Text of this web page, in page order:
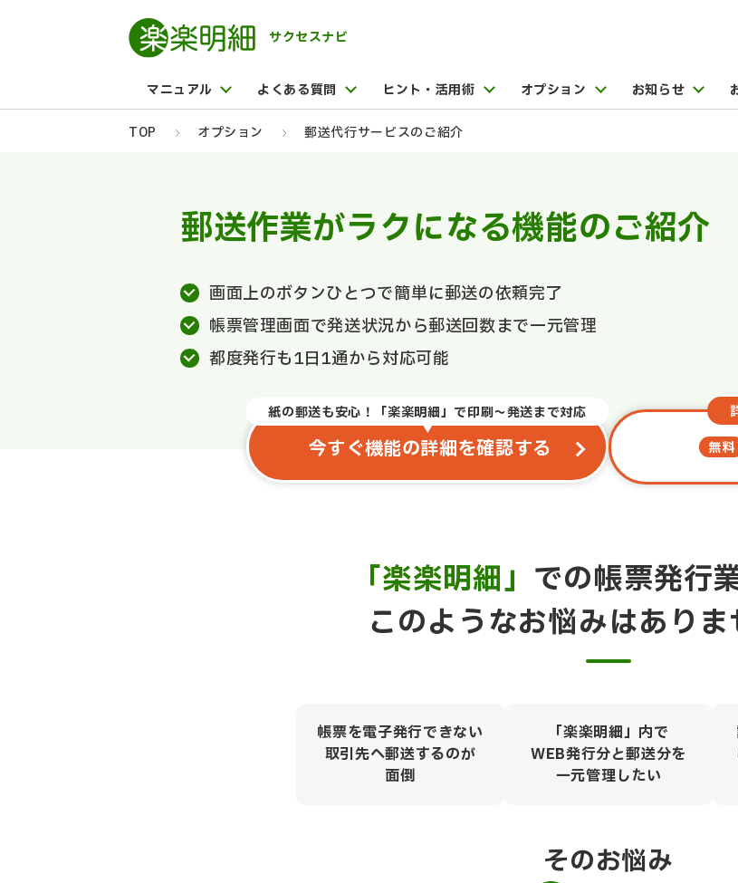
サクセスナビ
マニュアル よくある質問 ヒント・活用術 オプション お知らせ
TOP オプション 郵送代行サービスのご紹介
郵送作業がラクになる機能のご紹介
画面上のボタンひとつで簡単に郵送の依頼完了
帳票管理画面で発送状況から郵送回数まで一元管理
都度発行も1日1通から対応可能
紙の郵送も安心！「楽楽明細」で印刷～発送まで対応
今すぐ機能の詳細を確認する
無料
「楽楽明細」 での帳票発行
このようなお悩みはありま
帳票を電子発行できない
取引先へ郵送するのが
面倒
「楽楽明細」内で
WEB発行分と郵送分を
一元管理したい
そのお悩み